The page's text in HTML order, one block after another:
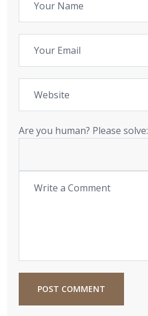
Are you human? Please solve:
POST COMMENT